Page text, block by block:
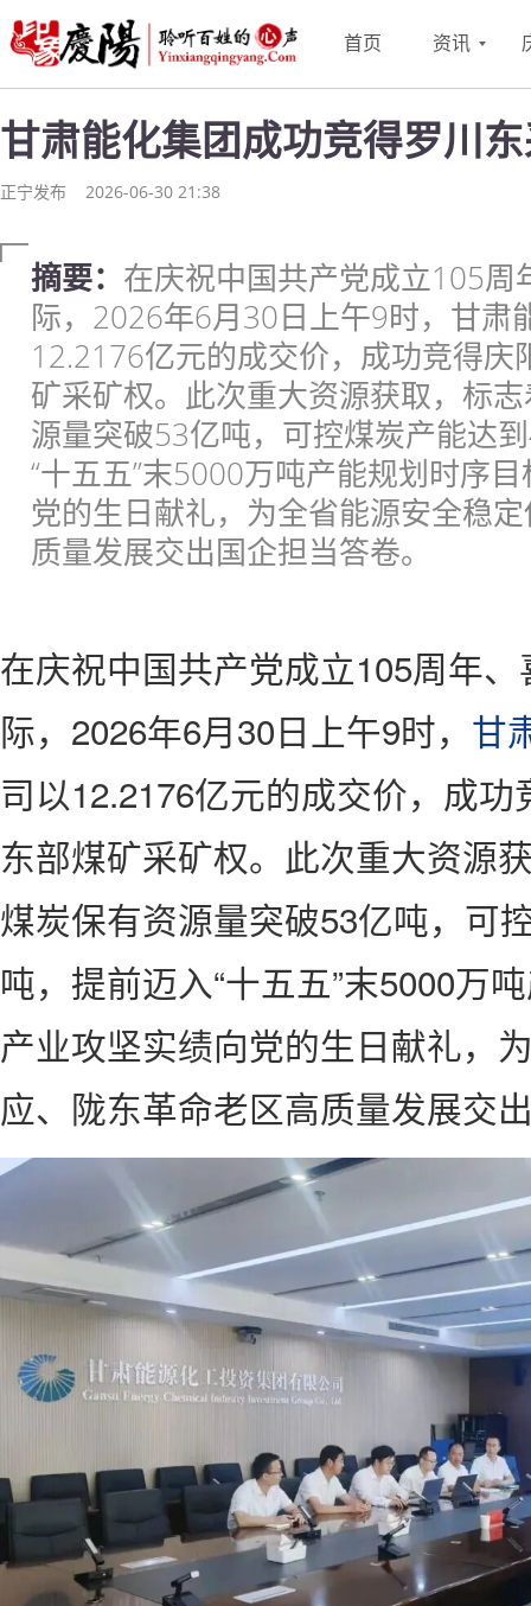
首页 资讯
甘肃能化集团成功竞得罗川
正宁发布 2026-06-30 21:38
摘要： 在庆祝中国共产党成立105周
际，2026年6月30日上午9时，甘肃
12.2176亿元的成交价，成功竞得庆
矿采矿权。此次重大资源获取，标
源量突破53亿吨，可控煤炭产能达
“十五五”末5000万吨产能规划时序
党的生日献礼，为全省能源安全稳
质量发展交出国企担当答卷。
在庆祝中国共产党成立105周年、
际，2026年6月30日上午9时， 甘
司以12.2176亿元的成交价，成功
东部煤矿采矿权。此次重大资源
煤炭保有资源量突破53亿吨，可
吨，提前迈入“十五五”末5000万
产业攻坚实绩向党的生日献礼，
应、陇东革命老区高质量发展交